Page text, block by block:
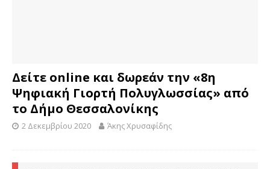
Δείτε online και δωρεάν την «8η
Ψηφιακή Γιορτή Πολυγλωσσίας» από
το Δήμο Θεσσαλονίκης
2 Δεκεμβρίου 2020 Άκης Χρυσαφίδης